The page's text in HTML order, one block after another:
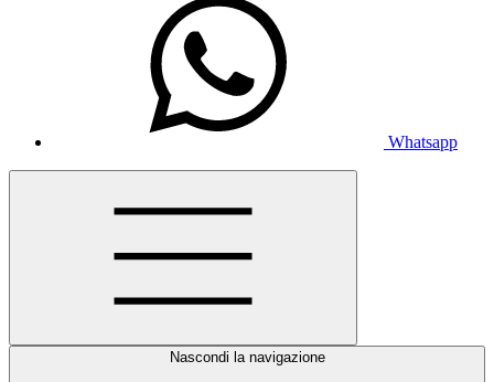
Whatsapp
Nascondi la navigazione